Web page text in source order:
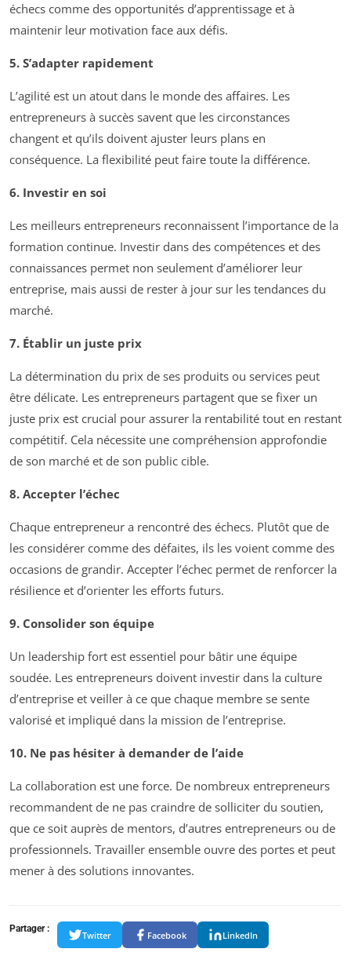
échecs comme des opportunités d’apprentissage et à
maintenir leur motivation face aux défis.
5. S’adapter rapidement
L’agilité est un atout dans le monde des affaires. Les
entrepreneurs à succès savent que les circonstances
changent et qu’ils doivent ajuster leurs plans en
conséquence. La flexibilité peut faire toute la différence.
6. Investir en soi
Les meilleurs entrepreneurs reconnaissent l’importance de la
formation continue. Investir dans des compétences et des
connaissances permet non seulement d’améliorer leur
entreprise, mais aussi de rester à jour sur les tendances du
marché.
7. Établir un juste prix
La détermination du prix de ses produits ou services peut
être délicate. Les entrepreneurs partagent que se fixer un
juste prix est crucial pour assurer la rentabilité tout en restant
compétitif. Cela nécessite une compréhension approfondie
de son marché et de son public cible.
8. Accepter l’échec
Chaque entrepreneur a rencontré des échecs. Plutôt que de
les considérer comme des défaites, ils les voient comme des
occasions de grandir. Accepter l’échec permet de renforcer la
résilience et d’orienter les efforts futurs.
9. Consolider son équipe
Un leadership fort est essentiel pour bâtir une équipe
soudée. Les entrepreneurs doivent investir dans la culture
d’entreprise et veiller à ce que chaque membre se sente
valorisé et impliqué dans la mission de l’entreprise.
10. Ne pas hésiter à demander de l’aide
La collaboration est une force. De nombreux entrepreneurs
recommandent de ne pas craindre de solliciter du soutien,
que ce soit auprès de mentors, d’autres entrepreneurs ou de
professionnels. Travailler ensemble ouvre des portes et peut
mener à des solutions innovantes.
Partager :
Twitter Facebook LinkedIn